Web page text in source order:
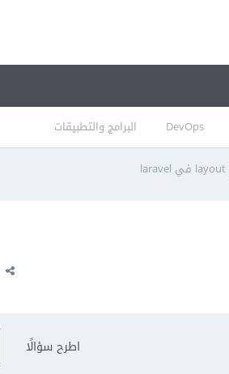
DevOps البرامج والتطبيقات
اطرح سؤالًا